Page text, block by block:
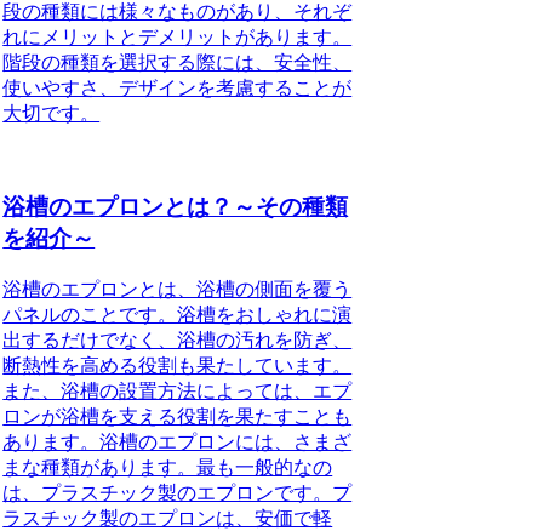
段の種類には様々なものがあり、それぞ
れにメリットとデメリットがあります。
階段の種類を選択する際には、安全性、
使いやすさ、デザインを考慮することが
大切です。
浴槽のエプロンとは？～その種類
を紹介～
浴槽のエプロンとは、浴槽の側面を覆う
パネルのことです。浴槽をおしゃれに演
出するだけでなく、浴槽の汚れを防ぎ、
断熱性を高める役割も果たしています。
また、浴槽の設置方法によっては、エプ
ロンが浴槽を支える役割を果たすことも
あります。浴槽のエプロンには、さまざ
まな種類があります。最も一般的なの
は、プラスチック製のエプロンです。プ
ラスチック製のエプロンは、安価で軽